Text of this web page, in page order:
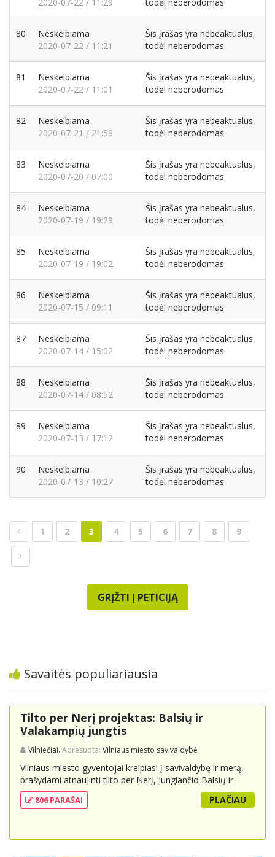
2020-07-22 / 11:29 todėl neberodomas
80
Neskelbiama
2020-07-22 / 11:21
Šis įrašas yra nebeaktualus,
todėl neberodomas
81
Neskelbiama
2020-07-22 / 11:01
Šis įrašas yra nebeaktualus,
todėl neberodomas
82
Neskelbiama
2020-07-21 / 21:58
Šis įrašas yra nebeaktualus,
todėl neberodomas
83
Neskelbiama
2020-07-20 / 07:00
Šis įrašas yra nebeaktualus,
todėl neberodomas
84
Neskelbiama
2020-07-19 / 19:29
Šis įrašas yra nebeaktualus,
todėl neberodomas
85
Neskelbiama
2020-07-19 / 19:02
Šis įrašas yra nebeaktualus,
todėl neberodomas
86
Neskelbiama
2020-07-15 / 09:11
Šis įrašas yra nebeaktualus,
todėl neberodomas
87
Neskelbiama
2020-07-14 / 15:02
Šis įrašas yra nebeaktualus,
todėl neberodomas
88
Neskelbiama
2020-07-14 / 08:52
Šis įrašas yra nebeaktualus,
todėl neberodomas
89
Neskelbiama
2020-07-13 / 17:12
Šis įrašas yra nebeaktualus,
todėl neberodomas
90
Neskelbiama
2020-07-13 / 10:27
Šis įrašas yra nebeaktualus,
todėl neberodomas
1 2 3 4 5 6 7 8 9
GRĮŽTI Į PETICIJĄ
Savaitės populiariausia
Tilto per Nerį projektas: Balsių ir
Valakampių jungtis
Vilniečiai. Adresuota: Vilniaus miesto savivaldybė
Vilniaus miesto gyventojai kreipiasi į savivaldybę ir merą,
prašydami atnaujinti tilto per Nerį, jungiančio Balsių ir
Valakampių kryptis, projektą ir įtraukti jį į miesto
strateginius susisiekimo planus. Šis tiltas ne tik padėtų
suteikdamas daugiau susisiekimo galimybių tiek
806 PARAŠAI PLAČIAU